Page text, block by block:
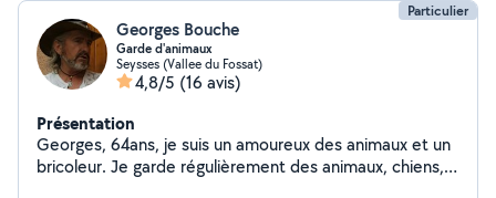
Particulier
Georges Bouche
Garde d'animaux
Seysses (Vallee du Fossat)
4,8/5 (16 avis)
Présentation
Georges, 64ans, je suis un amoureux des animaux et un
bricoleur. Je garde régulièrement des animaux, chiens,